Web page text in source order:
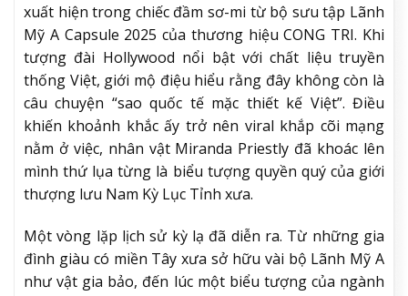
xuất hiện trong chiếc đầm sơ-mi từ bộ sưu tập Lãnh
Mỹ A Capsule 2025 của thương hiệu CONG TRI. Khi
tượng đài Hollywood nổi bật với chất liệu truyền
thống Việt, giới mộ điệu hiểu rằng đây không còn là
câu chuyện “sao quốc tế mặc thiết kế Việt”. Điều
khiến khoảnh khắc ấy trở nên viral khắp cõi mạng
nằm ở việc, nhân vật Miranda Priestly đã khoác lên
mình thứ lụa từng là biểu tượng quyền quý của giới
thượng lưu Nam Kỳ Lục Tỉnh xưa.
Một vòng lặp lịch sử kỳ lạ đã diễn ra. Từ những gia
đình giàu có miền Tây xưa sở hữu vài bộ Lãnh Mỹ A
như vật gia bảo, đến lúc một biểu tượng của ngành